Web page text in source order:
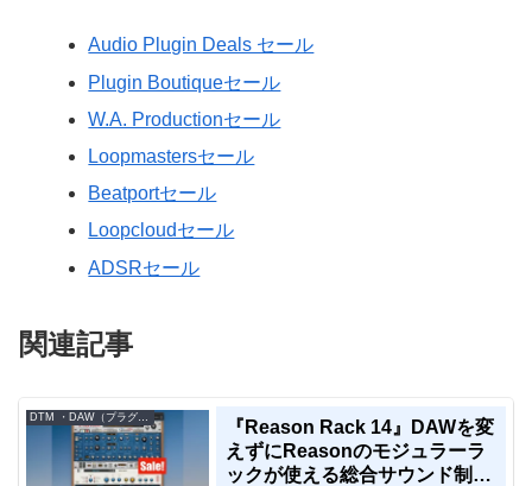
Audio Plugin Deals セール
Plugin Boutiqueセール
W.A. Productionセール
Loopmastersセール
Beatportセール
Loopcloudセール
ADSRセール
関連記事
『Reason Rack 14』DAWを変
えずにReasonのモジュラーラ
ックが使える総合サウンド制作